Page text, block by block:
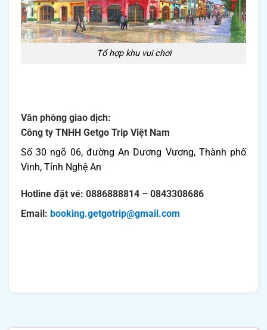
Tổ hợp khu vui chơi
Văn phòng giao dịch:
Công ty TNHH Getgo Trip Việt Nam
Số 30 ngõ 06, đường An Dương Vương, Thành phố
Vinh, Tỉnh Nghệ An
Hotline đặt vé: 0886888814 – 0843308686
Email: booking.getgotrip@gmail.com